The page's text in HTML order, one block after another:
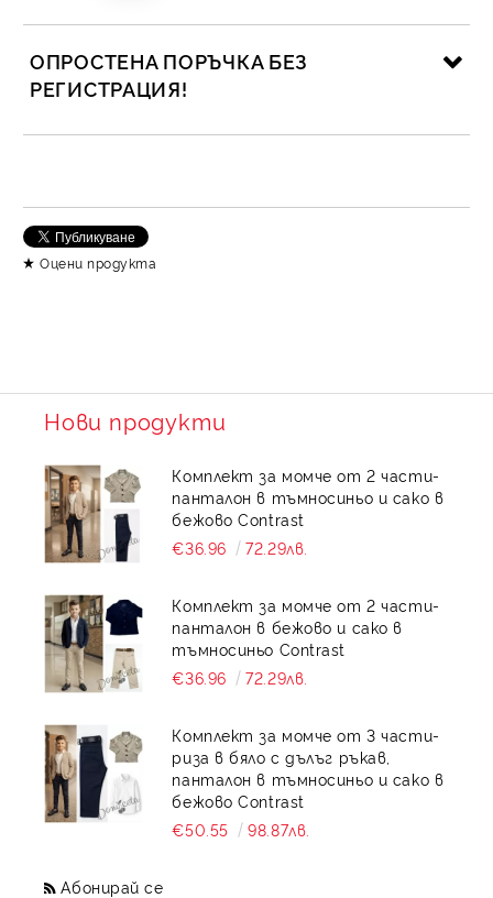
ОПРОСТЕНА ПОРЪЧКА БЕЗ
РЕГИСТРАЦИЯ!
Съгласен съм с
Оцени продукта
Нови продукти
Комплект за момче от 2 части-
панталон в тъмносиньо и сако в
бежово Contrast
€36.96
72.29лв.
Комплект за момче от 2 части-
панталон в бежово и сако в
тъмносиньо Contrast
€36.96
72.29лв.
Комплект за момче от 3 части-
риза в бяло с дълъг ръкав,
панталон в тъмносиньо и сако в
бежово Contrast
€50.55
98.87лв.
Абонирай се